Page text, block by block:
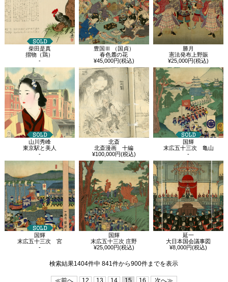
柴田是真
摺物（鶏）
-
豊国Ⅲ （国貞）
春色麓の花
¥45,000円(税込)
勝月
憲法発布上野賑
¥25,000円(税込)
山川秀峰
東京駅と美人
-
北斎
北斎漫画 十編
¥100,000円(税込)
国輝
末広五十三次 亀山
-
国輝
末広五十三次 宮
-
国輝
末広五十三次 庄野
¥25,000円(税込)
延一
大日本国会議事図
¥8,000円(税込)
検索結果1404件中 841件から900件までを表示
≪前へ 12 13 14 15 16 次へ≫